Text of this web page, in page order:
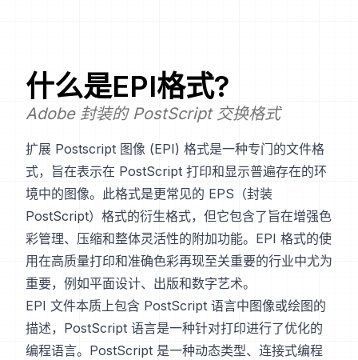
什么是EPI格式?
Adobe 封装的 PostScript 交换格式
扩展 Postscript 图像 (EPI) 格式是一种专门的文件格
式，旨在表示在 PostScript 打印和显示普遍存在的环
境中的图像。此格式是更常见的 EPS（封装
PostScript）格式的衍生格式，但它包含了旨在增强色
彩管理、压缩和整体灵活性的附加功能。EPI 格式的使
用在高质量打印和准确色彩再现至关重要的行业中尤为
重要，例如平面设计、出版和数字艺术。
EPI 文件本质上包含 PostScript 语言中图像或绘图的
描述，PostScript 语言是一种针对打印进行了优化的
编程语言。PostScript 是一种动态类型、连接式编程